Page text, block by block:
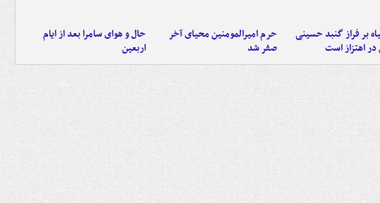
بر فراز گنبد حسینی
اهتزاز است
حرم امیرالمومنین محیای آخر
صفر شد
حال و هوای سامرا بعد از ایام
اربعین